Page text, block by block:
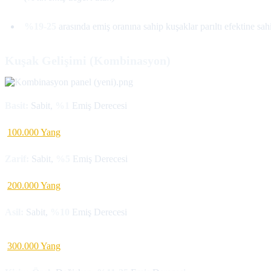
arasında emiş oranına sahip kuşaklar parıltı efektine
Sabit, Emiş Derecesi
100.000 Yang
Sabit, Emiş Derecesi
200.000 Yang
Sabit, Emiş Derecesi
300.000 Yang